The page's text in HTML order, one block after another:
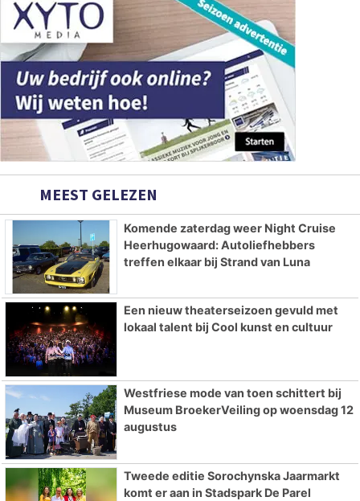
MEEST GELEZEN
Komende zaterdag weer Night Cruise
Heerhugowaard: Autoliefhebbers
treffen elkaar bij Strand van Luna
Een nieuw theaterseizoen gevuld met
lokaal talent bij Cool kunst en cultuur
Westfriese mode van toen schittert bij
Museum BroekerVeiling op woensdag 12
augustus
Tweede editie Sorochynska Jaarmarkt
komt er aan in Stadspark De Parel